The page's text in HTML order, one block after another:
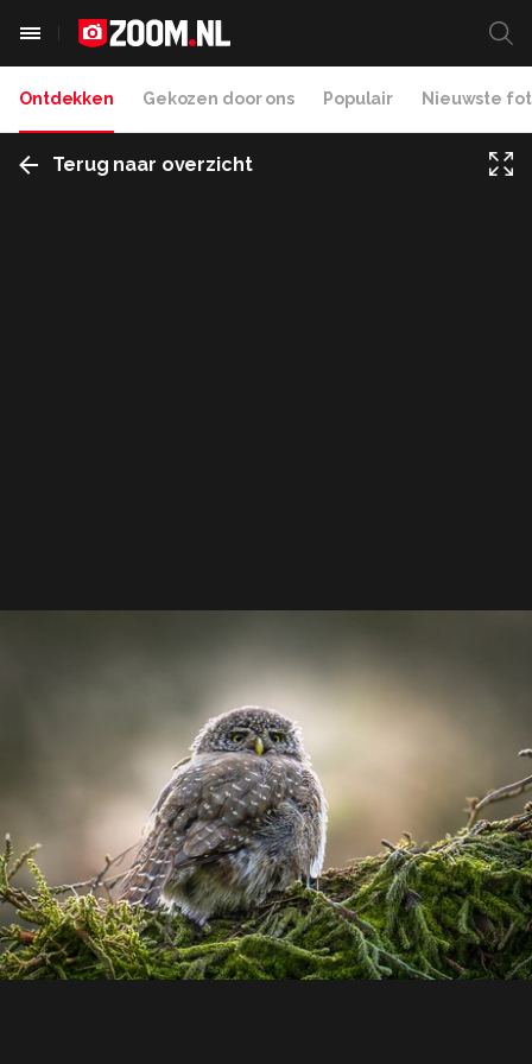
Ontdekken Gekozen door ons Populair Nieuwste
Terug naar overzicht